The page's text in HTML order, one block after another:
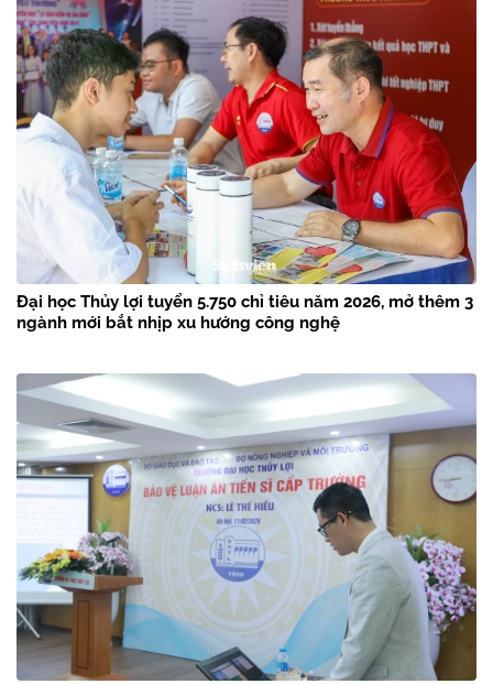
Đại học Thủy lợi tuyển 5.750 chỉ tiêu năm 2026, mở thêm 3
ngành mới bắt nhịp xu hướng công nghệ